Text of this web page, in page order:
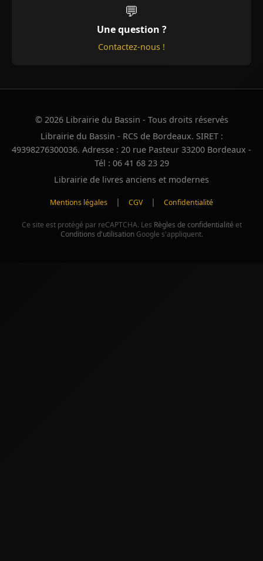
💬
Une question ?
Contactez-nous !
© 2026 Librairie du Bassin - Tous droits réservés
Librairie du Bassin - RCS de Bordeaux. SIRET :
49398276300036. Adresse : 20 rue Pasteur 33200 Bordeaux -
Tél : 06 41 68 23 29
Librairie de livres anciens et modernes
Mentions légales | CGV | Confidentialité
Ce site est protégé par reCAPTCHA. Les Règles de confidentialité et
Conditions d'utilisationGoogle s'appliquent.